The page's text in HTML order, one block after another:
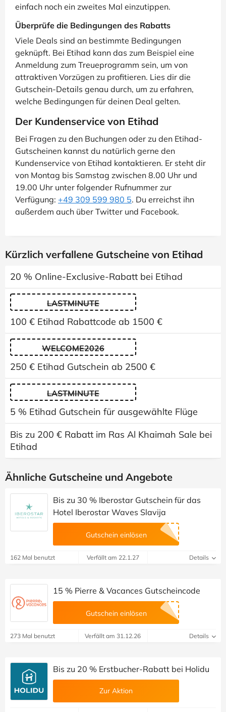
einfach noch ein zweites Mal einzutippen.
Überprüfe die Bedingungen des Rabatts
Viele Deals sind an bestimmte Bedingungen
geknüpft. Bei Etihad kann das zum Beispiel eine
Anmeldung zum Treueprogramm sein, um von
attraktiven Vorzügen zu profitieren. Lies dir die
Gutschein-Details genau durch, um zu erfahren,
welche Bedingungen für deinen Deal gelten.
Der Kundenservice von Etihad
Bei Fragen zu den Buchungen oder zu den Etihad-
Gutscheinen kannst du natürlich gerne den
Kundenservice von Etihad kontaktieren. Er steht dir
von Montag bis Samstag zwischen 8.00 Uhr und
19.00 Uhr unter folgender Rufnummer zur
Verfügung: +49 309 599 980 5. Du erreichst ihn
außerdem auch über Twitter und Facebook.
Kürzlich verfallene Gutscheine von Etihad
20 % Online-Exclusive-Rabatt bei Etihad
LASTMINUTE
100 € Etihad Rabattcode ab 1500 €
WELCOME2026
250 € Etihad Gutschein ab 2500 €
LASTMINUTE
5 % Etihad Gutschein für ausgewählte Flüge
Bis zu 200 € Rabatt im Ras Al Khaimah Sale bei
Etihad
Ähnliche Gutscheine und Angebote
Bis zu 30 % Iberostar Gutschein für das
Hotel Iberostar Waves Slavija
Gutschein einlösen
162 Mal benutzt Verfällt am 22.1.27 Details
15 % Pierre & Vacances Gutscheincode
Gutschein einlösen
273 Mal benutzt Verfällt am 31.12.26 Details
Bis zu 20 % Erstbucher-Rabatt bei Holidu
Zur Aktion